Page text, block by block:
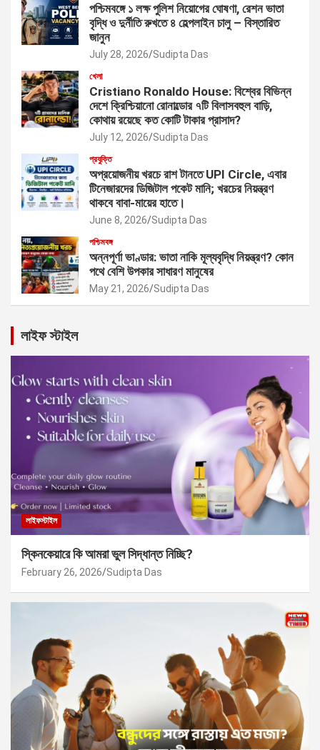
পশ্চিমবঙ্গে ১ লক্ষ পুলিশ নিয়োগের ঘোষণা, রেশন ভাতা
বৃদ্ধি ও দুর্নীতি রুখতে ৪ হেল্পলাইন চালু – বিস্তারিত
জানুন
July 28, 2026 Sudipta Das
খেলা
Cristiano Ronaldo House: বিশ্বের বিভিন্ন
দেশে ক্রিশ্চিয়ানো রোনাল্ডোর ৭টি বিলাসবহুল বাড়ি,
কোথায় রয়েছে কত কোটি টাকার প্রাসাদ?
July 12, 2026 Sudipta Das
প্রযুক্তি
অপ্রয়োজনীয় খরচে রাশ টানতে UPI Circle, এবার
টিনেজারদের ডিজিটাল পকেট মানি; খরচের নিয়ন্ত্রণ
থাকবে বাবা-মায়ের হাতে।
June 8, 2026 Sudipta Das
পশ্চিমবঙ্গ
অন্নপূর্ণা ভাণ্ডার: ভাতা নাকি মূল্যবৃদ্ধি নিয়ন্ত্রণ? কোন
পথে বেশি উপকার সাধারণ মানুষের
May 21, 2026 Sudipta Das
লাইফ স্টাইল
লাইফস্টাইল
স্কিনকেয়ারে কি আমরা ভুল সিদ্ধান্ত নিচ্ছি?
February 26, 2026 Sudipta Das